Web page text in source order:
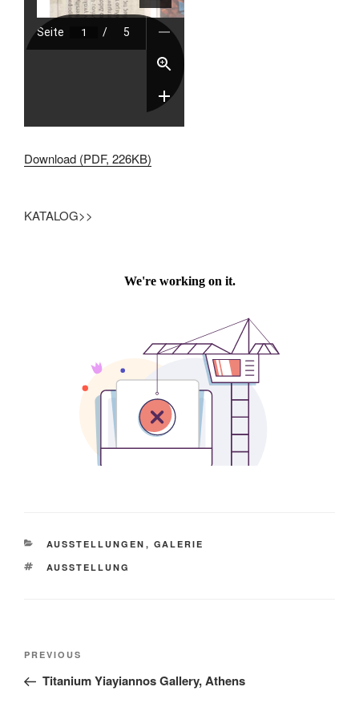
Download (PDF, 226KB)
KATALOG>>
CATEGORIES
AUSSTELLUNGEN , GALERIE
TAGS
AUSSTELLUNG
Post
Previous
Post
PREVIOUS
Titanium Yiayiannos Gallery, Athens